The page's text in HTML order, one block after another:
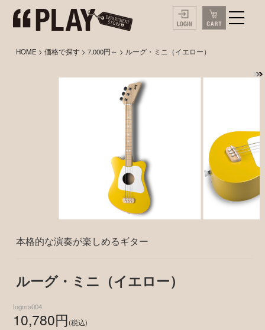
HOME >価格で探す >7,000円～ > ルーグ・ミニ（イエロー）
本格的な演奏が楽しめるギター
ルーグ・ミニ（イエロー）
logma004
10,780円(税込)